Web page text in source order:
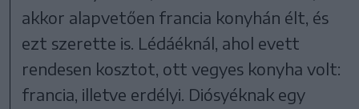
akkor alapvetően francia konyhán élt, és
ezt szerette is. Lédáéknál, ahol evett
rendesen kosztot, ott vegyes konyha volt:
francia, illetve erdélyi. Diósyéknak egy